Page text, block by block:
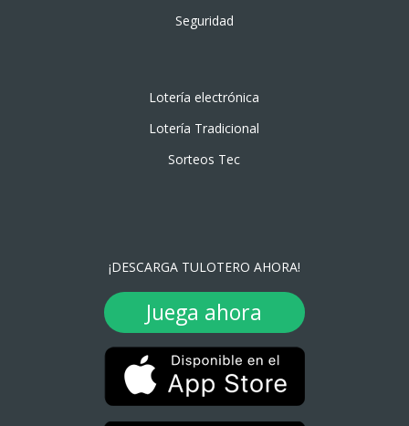
Seguridad
Lotería electrónica
Lotería Tradicional
Sorteos Tec
¡DESCARGA TULOTERO AHORA!
Juega ahora